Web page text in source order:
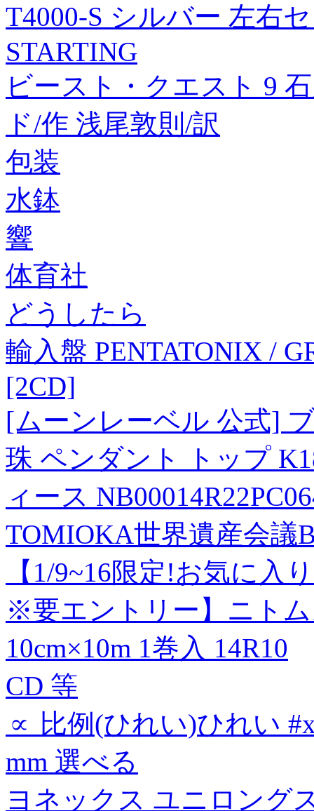
T4000-S シルバー 左右
STARTING
ビースト・クエスト 9
ド/作 浅尾敦則/訳
包装
水鉢
響
体育社
どうしたら
輸入盤 PENTATONIX /
[2CD]
[ムーンレーベル 公式]
珠 ペンダント トップ
ィース
TOMIOKA世界遺産会議
【1/9~16限定!お気に入
※要エントリー】ニト
10cm×10m 1巻入 14R10
CD 等
∝ 比例(ひれい)ひれい
mm 選べる
ヨネックス ユニロング